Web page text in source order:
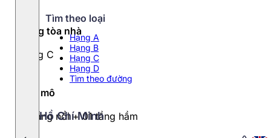
Tìm theo loại
Hạng A
Hạng B
Hạng C
Hạng D
Tìm theo đường
Hồ Chí Minh
Hạng tòa nhà
Hạng C
Quy mô
12 tầng nổi + 01 tầng hầm